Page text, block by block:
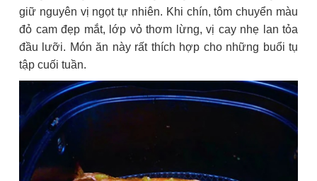
giữ nguyên vị ngọt tự nhiên. Khi chín, tôm chuyển màu
đỏ cam đẹp mắt, lớp vỏ thơm lừng, vị cay nhẹ lan tỏa
đầu lưỡi. Món ăn này rất thích hợp cho những buổi tụ
tập cuối tuần.